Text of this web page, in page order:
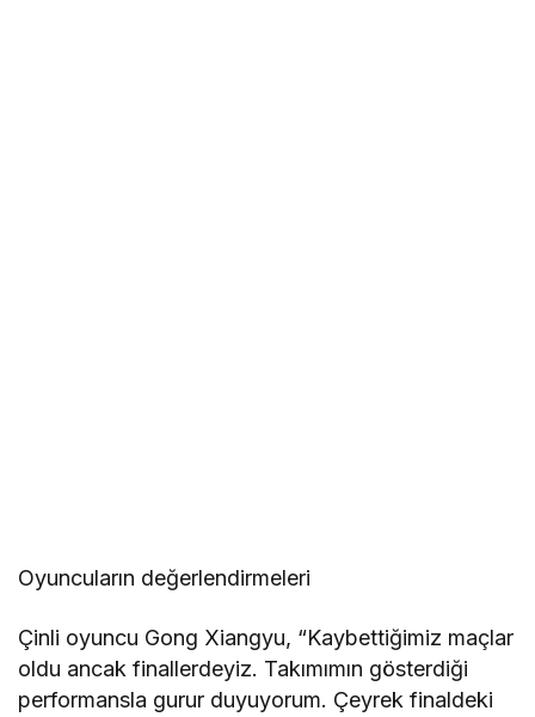
Oyuncuların değerlendirmeleri
Çinli oyuncu Gong Xiangyu, “Kaybettiğimiz maçlar
oldu ancak finallerdeyiz. Takımımın gösterdiği
performansla gurur duyuyorum. Çeyrek finaldeki